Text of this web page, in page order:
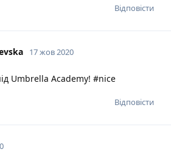
Відповісти
17 жов 2020
Umbrella Academy! #nice
Відповісти